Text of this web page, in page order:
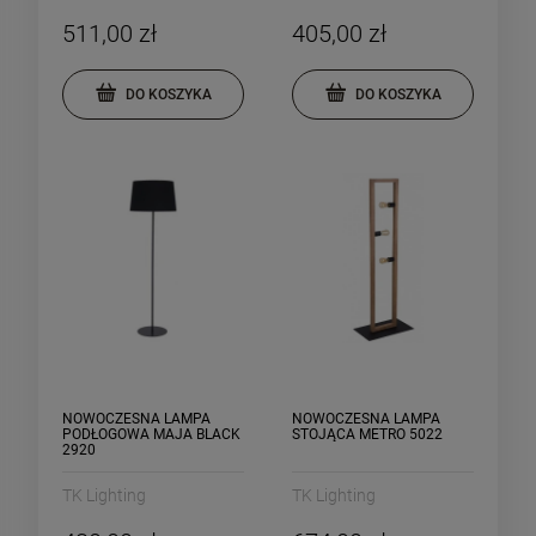
DO KOSZYKA DO KOSZYKA
511,00 zł
DO KOSZYKA
405,00 zł
DO KOSZYKA
NOWOCZESNA LAMPA
PODŁOGOWA MAJA BLACK
2920
TK Lighting
NOWOCZESNA LAMPA
STOJĄCA METRO 5022
TK Lighting